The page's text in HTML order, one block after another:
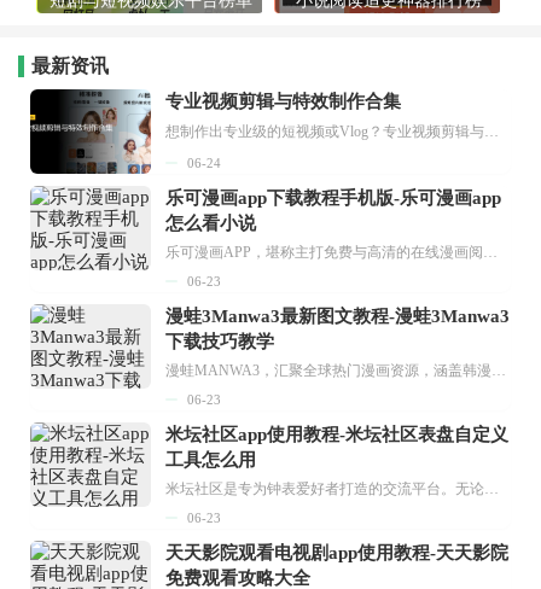
最新资讯
专业视频剪辑与特效制作合集
想制作出专业级的短视频或Vlog？专业视频剪辑与特效制作大全专题为你提供了从剪辑、抠像到特效包装的全套解决方案。无论是添加炫酷的片头、进行精准的视频抠图，还是制...
06-24
乐可漫画app下载教程手机版-乐可漫画app
怎么看小说
乐可漫画APP，堪称主打免费与高清的在线漫画阅读神器。其官方版提供海量完整版漫画资源，无论是国内漫画，还是日漫、韩漫、台漫、美漫等国外漫画，应有尽有，随时供你阅读。只需轻点一下，便能直接进入阅读界面。不仅如此，乐可漫画最新版本更新速度极快，在这里，你总能抢先看到全网一手漫画章节内容！...
06-23
漫蛙3Manwa3最新图文教程-漫蛙3Manwa3
下载技巧教学
漫蛙MANWA3，汇聚全球热门漫画资源，涵盖韩漫、欧美漫画、国漫等多种类型，题材丰富多样，全方位满足用户阅读喜好。它不仅是阅读平台，更是创作平台，为广大用户打造零门槛创作环境。...
06-23
米坛社区app使用教程-米坛社区表盘自定义
工具怎么用
米坛社区是专为钟表爱好者打造的交流平台。无论你是初涉钟表领域的普通爱好者，还是拥有多年收藏经验的资深玩家，都能在此找到属于自己的天地。 无需注册，就能轻松参与其中。通过专业的讨论论坛与丰富的交互功能，你可与世界各地的钟表爱好者畅快交流。若你钟情于钟表，米坛社区无疑是值得一试的理想之选。在这里，你能获取最新的手表资讯，交流见解，提升鉴赏品味，让每一块手表都成为收藏故事中重要的一部分。感兴趣的朋友，不要错过下载机会。...
06-23
天天影院观看电视剧app使用教程-天天影院
免费观看攻略大全